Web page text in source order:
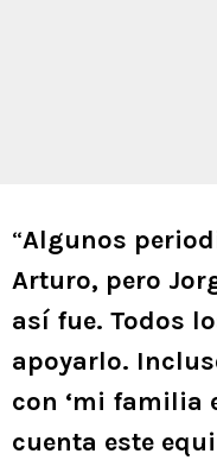
“Algunos
Arturo, pero
así fue. Todos
apoyarlo.
con ‘mi familia
cuenta este